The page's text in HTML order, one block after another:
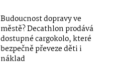
Budoucnost dopravy ve
městě? Decathlon prodává
dostupné cargokolo, které
bezpečně převeze děti i
náklad